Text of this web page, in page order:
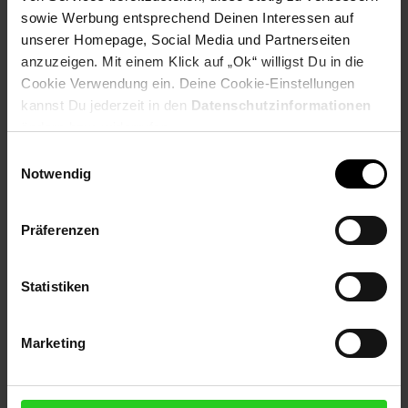
sowie Werbung entsprechend Deinen Interessen auf
unserer Homepage, Social Media und Partnerseiten
anzuzeigen. Mit einem Klick auf „Ok“ willigst Du in die
Cookie Verwendung ein. Deine Cookie-Einstellungen
kannst Du jederzeit in den Datenschutzinformationen
Notwendig
Präferenzen
Statistiken
Marketing
Folge uns auf Social Media!
wir im Textverlauf die männliche Form der Anrede.
Fußzeile
Weitere Online-Angebote
Netto Reisen Weinwelt